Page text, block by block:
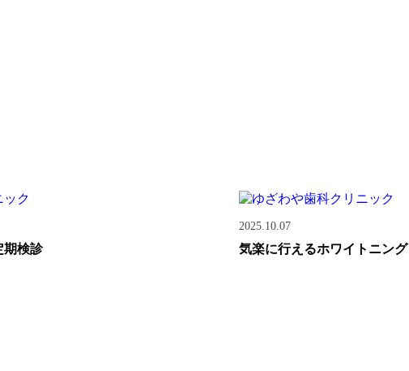
期検診
2025.10.07
気楽に行えるホワイトニング